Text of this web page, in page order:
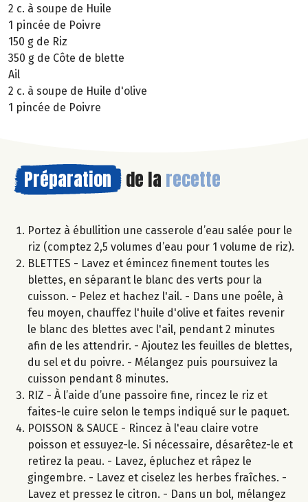
2 c. à soupe de Huile
1 pincée de Poivre
150 g de Riz
350 g de Côte de blette
Ail
2 c. à soupe de Huile d'olive
1 pincée de Poivre
Préparation de la recette
Portez à ébullition une casserole d’eau salée pour le
riz (comptez 2,5 volumes d’eau pour 1 volume de riz).
BLETTES - Lavez et émincez finement toutes les
blettes, en séparant le blanc des verts pour la
cuisson. - Pelez et hachez l'ail. - Dans une poêle, à
feu moyen, chauffez l'huile d'olive et faites revenir
le blanc des blettes avec l'ail, pendant 2 minutes
afin de les attendrir. - Ajoutez les feuilles de blettes,
du sel et du poivre. - Mélangez puis poursuivez la
cuisson pendant 8 minutes.
RIZ - À l’aide d’une passoire fine, rincez le riz et
faites-le cuire selon le temps indiqué sur le paquet.
POISSON & SAUCE - Rincez à l'eau claire votre
poisson et essuyez-le. Si nécessaire, désarêtez-le et
retirez la peau. - Lavez, épluchez et râpez le
gingembre. - Lavez et ciselez les herbes fraîches. -
Lavez et pressez le citron. - Dans un bol, mélangez